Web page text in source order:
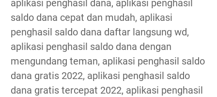
aplikasi penghasil dana, aplikasi penghasil
saldo dana cepat dan mudah, aplikasi
penghasil saldo dana daftar langsung wd,
aplikasi penghasil saldo dana dengan
mengundang teman, aplikasi penghasil saldo
dana gratis 2022, aplikasi penghasil saldo
dana gratis tercepat 2022, aplikasi penghasil